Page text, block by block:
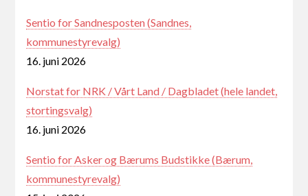
Sentio for Sandnesposten (Sandnes,
kommunestyrevalg)
16. juni 2026
Norstat for NRK / Vårt Land / Dagbladet (hele landet,
stortingsvalg)
16. juni 2026
Sentio for Asker og Bærums Budstikke (Bærum,
kommunestyrevalg)